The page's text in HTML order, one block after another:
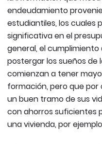
endeudamiento
estudiantiles, los cuales
significativa en el
general, el
postergar los sueños de
comienzan a tener
formación, pero que
un buen tramo de sus
con ahorros suficientes
una vivienda, por